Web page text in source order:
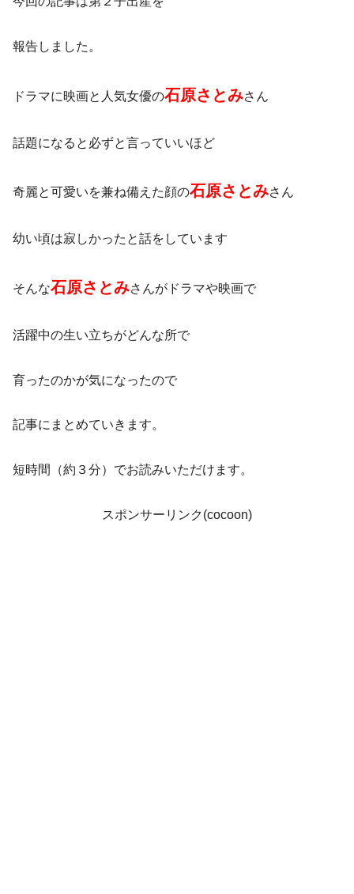
報告しました。
ドラマに映画と人気女優の石原さとみさん
話題になると必ずと言っていいほど
奇麗と可愛いを兼ね備えた顔の石原さとみさん
幼い頃は寂しかったと話をしています
そんな石原さとみさんがドラマや映画で
活躍中の生い立ちがどんな所で
育ったのかが気になったので
記事にまとめていきます。
短時間（約３分）でお読みいただけます。
スポンサーリンク(cocoon)